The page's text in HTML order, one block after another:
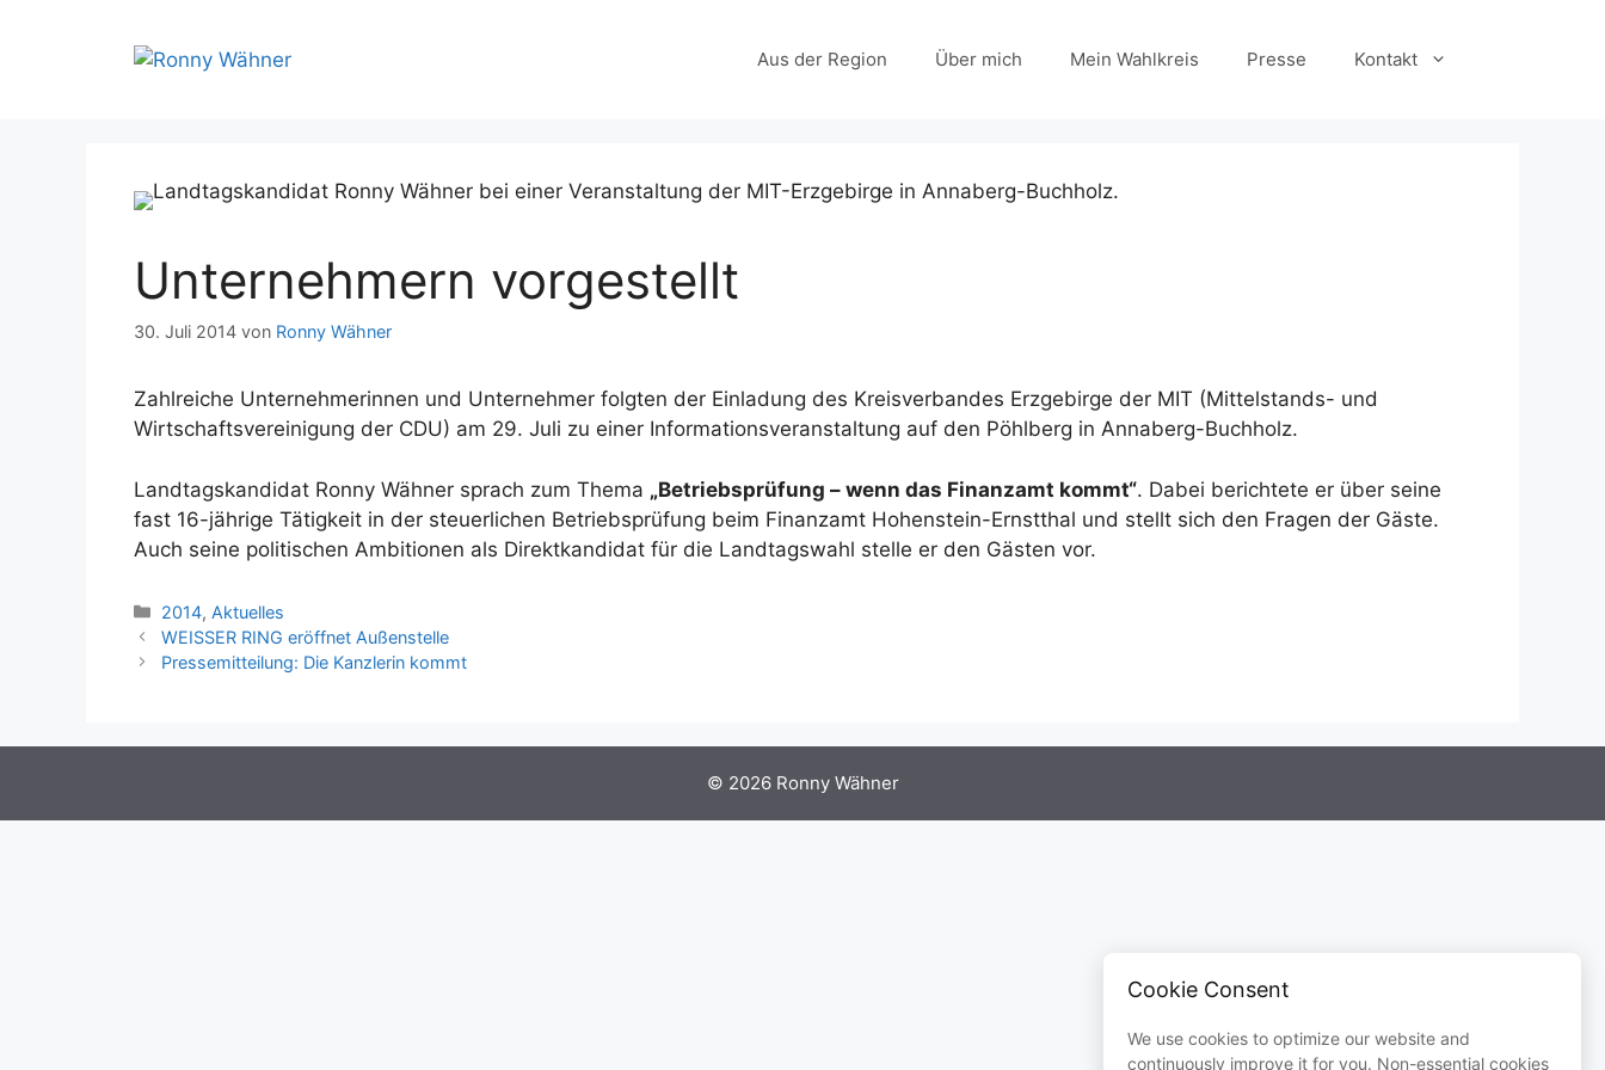
Aus der Region Über mich Mein Wahlkreis Presse Kontakt
Unternehmern vorgestellt
30. Juli 2014 von Ronny Wähner
Zahlreiche Unternehmerinnen und Unternehmer folgten der Einladung des Kreisverbandes Erzgebirge der MIT (Mittelstands- und
Wirtschaftsvereinigung der CDU) am 29. Juli zu einer Informationsveranstaltung auf den Pöhlberg in Annaberg-Buchholz.
Landtagskandidat Ronny Wähner sprach zum Thema „Betriebsprüfung – wenn das Finanzamt kommt“. Dabei berichtete er über seine
fast 16-jährige Tätigkeit in der steuerlichen Betriebsprüfung beim Finanzamt Hohenstein-Ernstthal und stellt sich den Fragen der Gäste.
Auch seine politischen Ambitionen als Direktkandidat für die Landtagswahl stelle er den Gästen vor.
Kategorien
2014, Aktuelles
WEISSER RING eröffnet Außenstelle
Pressemitteilung: Die Kanzlerin kommt
© 2026 Ronny Wähner
Cookie Consent
We use cookies to optimize our website and
continuously improve it for you. Non-essential cookies